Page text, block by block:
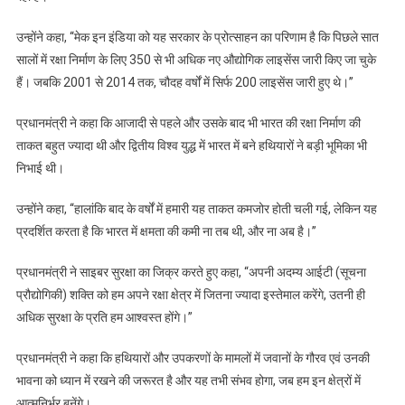
उन्होंने कहा, ‘‘मेक इन इंडिया को यह सरकार के प्रोत्साहन का परिणाम है कि पिछले सात
सालों में रक्षा निर्माण के लिए 350 से भी अधिक नए औद्योगिक लाइसेंस जारी किए जा चुके
हैं। जबकि 2001 से 2014 तक, चौदह वर्षों में सिर्फ 200 लाइसेंस जारी हुए थे।’’
प्रधानमंत्री ने कहा कि आजादी से पहले और उसके बाद भी भारत की रक्षा निर्माण की
ताकत बहुत ज्यादा थी और द्वितीय विश्व युद्ध में भारत में बने हथियारों ने बड़ी भूमिका भी
निभाई थी।
उन्होंने कहा, ‘‘हालांकि बाद के वर्षों में हमारी यह ताकत कमजोर होती चली गई, लेकिन यह
प्रदर्शित करता है कि भारत में क्षमता की कमी ना तब थी, और ना अब है।’’
प्रधानमंत्री ने साइबर सुरक्षा का जिक्र करते हुए कहा, “अपनी अदम्य आईटी (सूचना
प्रौद्योगिकी) शक्ति को हम अपने रक्षा क्षेत्र में जितना ज्यादा इस्तेमाल करेंगे, उतनी ही
अधिक सुरक्षा के प्रति हम आश्वस्त होंगे।”
प्रधानमंत्री ने कहा कि हथियारों और उपकरणों के मामलों में जवानों के गौरव एवं उनकी
भावना को ध्यान में रखने की जरूरत है और यह तभी संभव होगा, जब हम इन क्षेत्रों में